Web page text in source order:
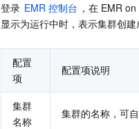
登录 EMR 控制台 ，在 EMR
显示为运行中时，表示集群创建
配置
项
配置项说明
集群
名称
集群的名称，可